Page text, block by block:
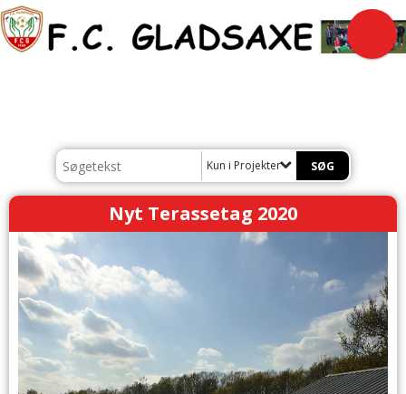
Kun i Projekter
Nyt Terassetag 2020